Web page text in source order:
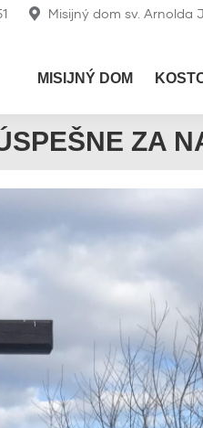
Misijný dom sv. Arnolda
MISIJNÝ DOM
ZA